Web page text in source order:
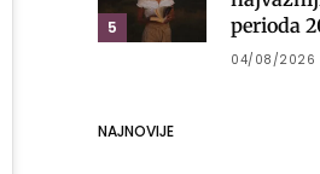
5
perioda
04/08/2026
NAJNOVIJE